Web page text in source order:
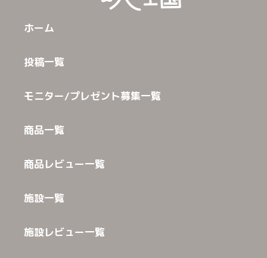
ホーム
投稿一覧
モニター/プレゼント募集一覧
商品一覧
商品レビュー一覧
施設一覧
施設レビュー一覧